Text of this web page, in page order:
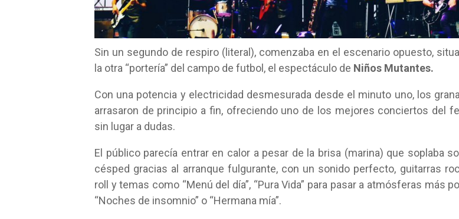
Sin un segundo de respiro (literal), comenzaba en el escenario opuesto,
la otra “portería” del campo de futbol, el espectáculo de Niños Mutantes.
Con una potencia y electricidad desmesurada desde el minuto uno, los
arrasaron de principio a fin, ofreciendo uno de los mejores conciertos del
sin lugar a dudas.
El público parecía entrar en calor a pesar de la brisa (marina) que soplaba
césped gracias al arranque fulgurante, con un sonido perfecto, guitarras
roll y temas como “Menú del día”, “Pura Vida” para pasar a atmósferas más
“Noches de insomnio” o “Hermana mía”.